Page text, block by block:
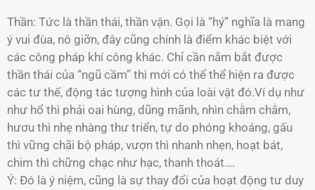
Thần: Tức là thần thái, thần vận. Gọi là “hý” nghĩa là mang
ý vui đùa, nô giỡn, đây cũng chính là điểm khác biệt với
các công pháp khí công khác. Chỉ cần nắm bắt được
thần thái của “ngũ cầm” thì mới có thể thể hiện ra được
các tư thế, động tác tượng hình của loài vật đó.Ví dụ như
như hổ thì phải oai hùng, dũng mãnh, nhìn chằm chằm,
hươu thì nhẹ nhàng thư triển, tự do phóng khoáng, gấu
thì vững chãi bộ pháp, vượn thì nhanh nhẹn, hoạt bát,
chim thì chững chạc như hạc, thanh thoát….
Ý: Đó là ý niệm, cũng là sự thay đổi của hoạt động tư duy